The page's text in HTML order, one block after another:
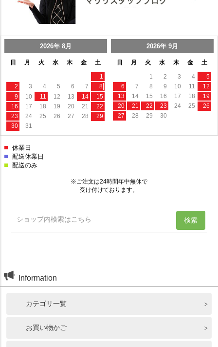
Information
カテゴリ一覧
お買い物かご